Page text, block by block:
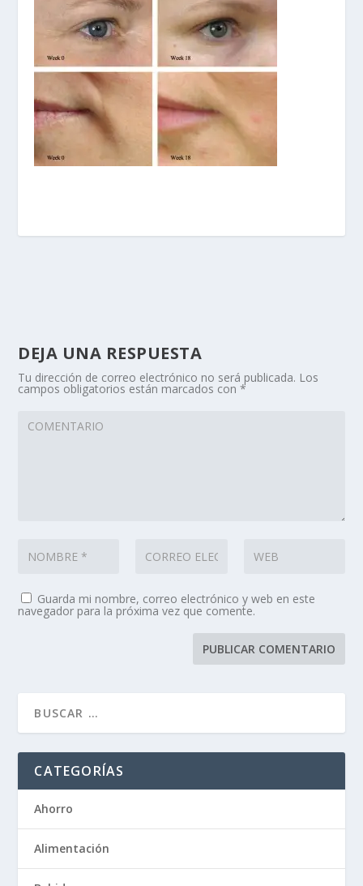
DEJA UNA RESPUESTA
Tu dirección de correo electrónico no será publicada. Los
campos obligatorios están marcados con*
Guarda mi nombre, correo electrónico y web en este
navegador para la próxima vez que comente.
CATEGORÍAS
Ahorro
Alimentación